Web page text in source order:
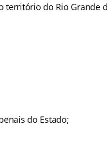
território do Rio Grande
do Estado;